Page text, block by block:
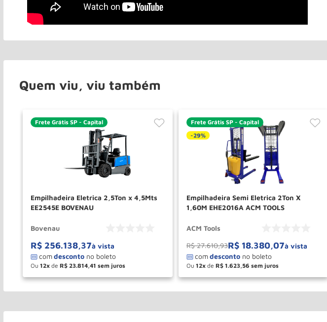
Quem viu, viu também
Frete Grátis SP - Capital
Empilhadeira Eletrica 2,5Ton x 4,5Mts
EE2545E BOVENAU
Bovenau
R$ 256.138,37à vista
Ou 12 de R$ 23.814 41
＋
－ COMPRAR
Frete Grátis SP - Capital
-29%
Empilhadeira Semi Eletrica 2Ton X
1,60M EHE2016A ACM TOOLS
ACM Tools
R$ 27.610,93R$ 18.380,07à vista
Ou 12 de R$ 1.623 56
＋
－ COMPRAR